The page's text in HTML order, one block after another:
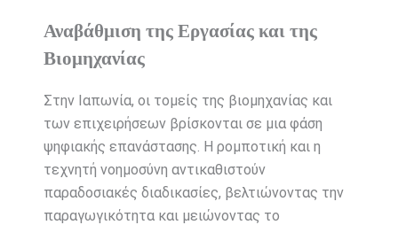
Αναβάθμιση της Εργασίας και της
Βιομηχανίας
Στην Ιαπωνία, οι τομείς της βιομηχανίας και
των επιχειρήσεων βρίσκονται σε μια φάση
ψηφιακής επανάστασης. Η ρομποτική και η
τεχνητή νοημοσύνη αντικαθιστούν
παραδοσιακές διαδικασίες, βελτιώνοντας την
παραγωγικότητα και μειώνοντας το